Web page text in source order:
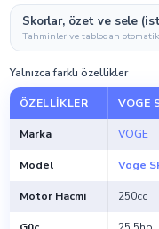
Skorlar, özet ve sele
Tahminler ve tablodan
Yalnızca farklı özellikler
ÖZELLIKLER VOGE
Marka VOGE
Model Voge
Motor Hacmi 250cc